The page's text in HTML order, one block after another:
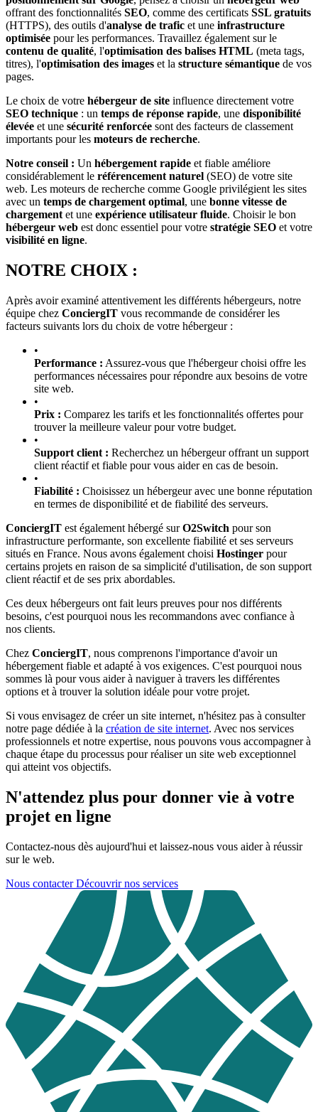
offrant des fonctionnalités SEO, comme des certificats SSL gratuits
(HTTPS), des outils d'analyse de trafic et une infrastructure
optimisée pour les performances. Travaillez également sur le
contenu de qualité, l'optimisation des balises HTML (meta tags,
titres), l'optimisation des images et la structure sémantique de vos
pages.
Le choix de votre hébergeur de site influence directement votre
SEO technique : un temps de réponse rapide, une disponibilité
élevée et une sécurité renforcée sont des facteurs de classement
importants pour les moteurs de recherche.
Notre conseil : Un hébergement rapide et fiable améliore
considérablement le référencement naturel (SEO) de votre site
web. Les moteurs de recherche comme Google privilégient les sites
avec un temps de chargement optimal, une bonne vitesse de
chargement et une expérience utilisateur fluide. Choisir le bon
hébergeur web est donc essentiel pour votre stratégie SEO et votre
visibilité en ligne.
NOTRE CHOIX :
Après avoir examiné attentivement les différents hébergeurs, notre
équipe chez ConciergIT vous recommande de considérer les
facteurs suivants lors du choix de votre hébergeur :
•
Performance : Assurez-vous que l'hébergeur choisi offre les
performances nécessaires pour répondre aux besoins de votre
site web.
•
Prix : Comparez les tarifs et les fonctionnalités offertes pour
trouver la meilleure valeur pour votre budget.
•
Support client : Recherchez un hébergeur offrant un support
client réactif et fiable pour vous aider en cas de besoin.
•
Fiabilité : Choisissez un hébergeur avec une bonne réputation
en termes de disponibilité et de fiabilité des serveurs.
ConciergIT est également hébergé surO2Switch pour son
infrastructure performante, son excellente fiabilité et ses serveurs
situés en France. Nous avons également choisi Hostinger pour
certains projets en raison de sa simplicité d'utilisation, de son support
client réactif et de ses prix abordables.
Ces deux hébergeurs ont fait leurs preuves pour nos différents
besoins, c'est pourquoi nous les recommandons avec confiance à
nos clients.
Chez ConciergIT, nous comprenons l'importance d'avoir un
hébergement fiable et adapté à vos exigences. C'est pourquoi nous
sommes là pour vous aider à naviguer à travers les différentes
options et à trouver la solution idéale pour votre projet.
Si vous envisagez de créer un site internet, n'hésitez pas à consulter
notre page dédiée à la création de site internet. Avec nos services
professionnels et notre expertise, nous pouvons vous accompagner à
chaque étape du processus pour réaliser un site web exceptionnel
qui atteint vos objectifs.
N'attendez plus pour donner vie à votre
projet en ligne
Contactez-nous dès aujourd'hui et laissez-nous vous aider à réussir
sur le web.
Nous contacterDécouvrir nos services